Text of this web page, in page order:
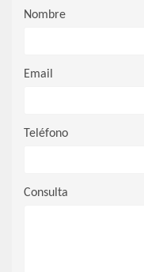
Nombre
Email
Teléfono
Consulta